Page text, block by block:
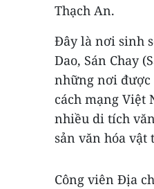
Thạch An.
Đây là nơi sinh
Dao, Sán Chay
những nơi được
cách mạng Việt
nhiều di tích
sản văn hóa vật
Công viên Địa